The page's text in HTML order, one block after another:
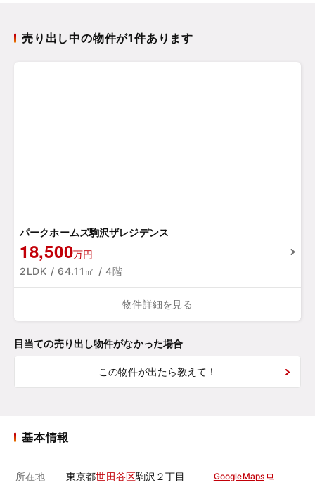
売り出し中の物件が1件あります
パークホームズ駒沢ザレジデンス
18,500万円
2LDK / 64.11㎡ / 4階
物件詳細を見る
目当ての売り出し物件がなかった場合
この物件が出たら教えて！
基本情報
所在地 東京都世田谷区駒沢２丁目 GoogleMaps